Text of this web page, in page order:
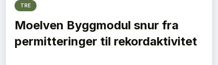
TRE
Moelven Byggmodul snur fra
permitteringer til rekordaktivitet